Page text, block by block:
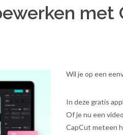
met
Wil je op een
In deze gratis
Of je nu een
CapCut meteen